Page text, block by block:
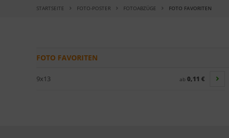
STARTSEITE FOTO-POSTER FOTOABZÜGE FOTO FAVORITEN
FOTO FAVORITEN
9x13 ab0,11 €